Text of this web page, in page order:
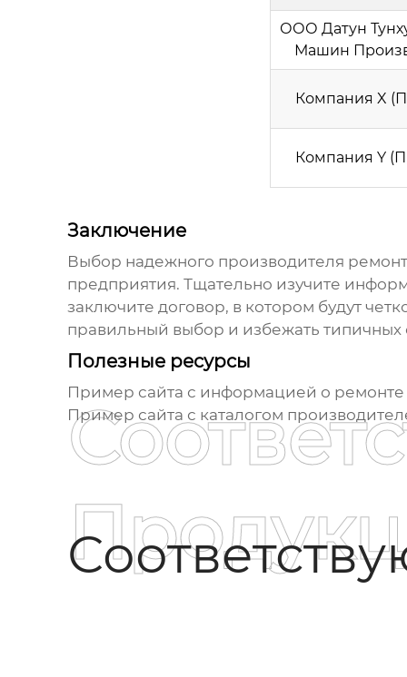
ООО Датун
Машин
Компания X
Компания Y
Заключение
Выбор надежного производителя
предприятия. Тщательно изучите
заключите договор, в котором будут
правильный выбор и избежать
Полезные ресурсы
Пример сайта с информацией о ремонте
Пример сайта с каталогом